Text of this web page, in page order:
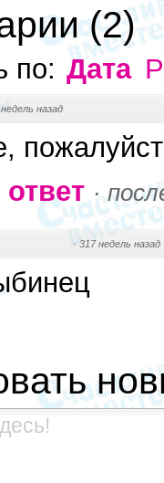
(2)
по: Дата
назад
ответ ·
· 317 недель назад